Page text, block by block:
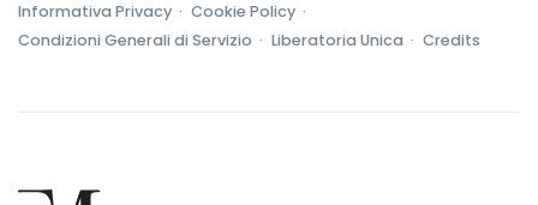
Informativa Privacy · Cookie Policy ·
Condizioni Generali di Servizio · Liberatoria Unica · Credits